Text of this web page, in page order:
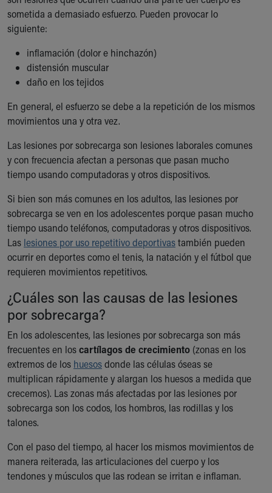
Ronald McDonald House Care Mobile
Health Centers
Financial Services
Price Estimates
Family Supports
New Parents
Find a Pediatrics Location
Find a Pediatrician
MyChart
Make an Appointment
Breastfeeding Medicine
Child Passenger Safety
Safe Sleep for Babies
Safe Sleep
About Akron Children's Pediatrics
Who We Are
Building a Brighter Future
Calendar of Events
Community Mission
Connect With Us
Our Culture of Caring
Newsroom
Our Leadership
Quality and Patient Safety
Unity and Engagement
Women's Board
More childhood, please.™
Cincinnati Children's
Your Visit
sometida a demasiado esfuerzo. Pueden provocar lo
siguiente:
inflamación (dolor e hinchazón)
distensión muscular
daño en los tejidos
En general, el esfuerzo se debe a la repetición de los mismos
movimientos una y otra vez.
Las lesiones por sobrecarga son lesiones laborales comunes
y con frecuencia afectan a personas que pasan mucho
tiempo usando computadoras y otros dispositivos.
Si bien son más comunes en los adultos, las lesiones por
sobrecarga se ven en los adolescentes porque pasan mucho
tiempo usando teléfonos, computadoras y otros dispositivos.
Las lesiones por uso repetitivo deportivastambién pueden
ocurrir en deportes como el tenis, la natación y el fútbol que
requieren movimientos repetitivos.
¿Cuáles son las causas de las lesiones
por sobrecarga?
En los adolescentes, las lesiones por sobrecarga son más
frecuentes en loscartílagos de crecimiento (zonas en los
extremos de los huesosdonde las células óseas se
multiplican rápidamente y alargan los huesos a medida que
crecemos). Las zonas más afectadas por las lesiones por
sobrecarga son los codos, los hombros, las rodillas y los
talones.
Con el paso del tiempo, al hacer los mismos movimientos de
manera reiterada, las articulaciones del cuerpo y los
tendones y músculos que las rodean se irritan e inflaman.